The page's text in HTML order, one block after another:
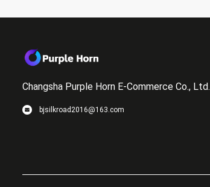
Changsha Purple Horn E-Commerce Co., Ltd.
bjsilkroad2016@163.com